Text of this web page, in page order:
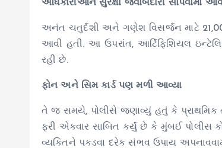
અધિકારીઓને સુરક્ષા જવાબદારી સોંપવામાં
અનંત ચતુર્દશી અને ગણેશ વિસર્જન માટે
આવી હતી. આ ઉપરાંત, આર્ટિફિશિયલ
રહી છે.
ફોન અને સિમ કાર્ડ પણ મળી આવ્યા
તે જ સમયે, પોલીસે જણાવ્યું હતું કે પ્રાથમિક
ફરી એકવાર સાબિત કર્યું છે કે મુંબઈ
વ્યકિતને પકડવા દરેક સંભવ ઉપાય